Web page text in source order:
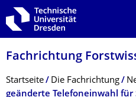
Zur Hauptnavigation springen
Zur Suche springen
Zum Inhalt springen
Fachrichtung
Breadcrumb-Menü
Startseite Die Fachrichtung
geänderte Telefoneinwahl